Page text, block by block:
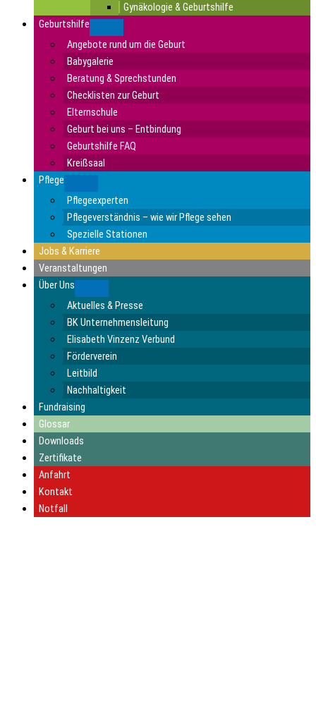
Gynäkologie & Geburtshilfe
Geburtshilfe
Angebote rund um die Geburt
Babygalerie
Beratung & Sprechstunden
Checklisten zur Geburt
Elternschule
Geburt bei uns – Entbindung
Geburtshilfe FAQ
Kreißsaal
Pflege
Pflegeexperten
Pflegeverständnis – wie wir Pflege sehen
Spezielle Stationen
Jobs & Karriere
Veranstaltungen
Über Uns
Aktuelles & Presse
BK Unternehmensleitung
Elisabeth Vinzenz Verbund
Förderverein
Leitbild
Nachhaltigkeit
Fundraising
Glossar
Downloads
Zertifikate
Anfahrt
Kontakt
Notfall